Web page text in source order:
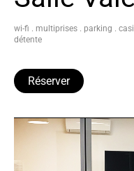
wi-fi . multiprises . parking .
détente
Réserver